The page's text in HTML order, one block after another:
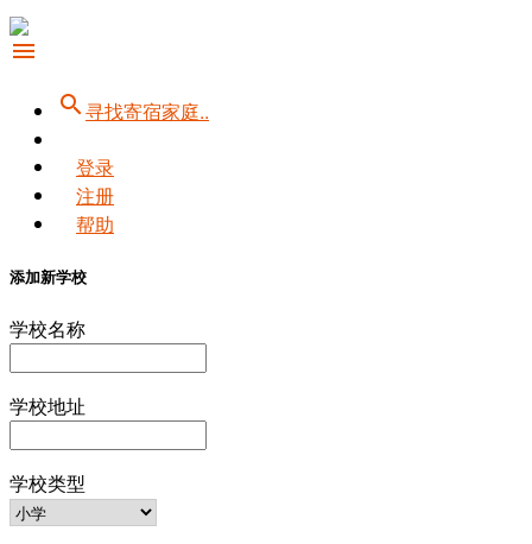
menu
search寻找寄宿家庭..
登录
注册
帮助
添加新学校
学校名称
学校地址
学校类型